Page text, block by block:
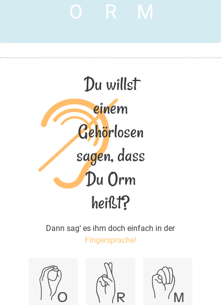
O R M
Du willst
einem
Gehörlosen
sagen, dass
Du Orm
heißt?
Dann sag‘ es ihm doch einfach in der
Fingersprache!